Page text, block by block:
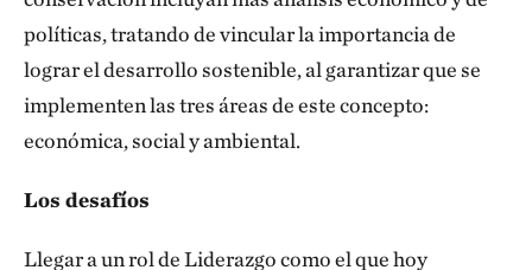
políticas, tratando de vincular la importancia de
lograr el desarrollo sostenible, al garantizar que se
implementen las tres áreas de este concepto:
económica, social y ambiental.
Los desafíos
Llegar a un rol de Liderazgo como el que hoy